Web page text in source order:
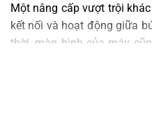
Một nâng cấp vượt trội
kết nối và hoạt động giữa
thời, màn hình của máy
Galaxy Book3 thành một